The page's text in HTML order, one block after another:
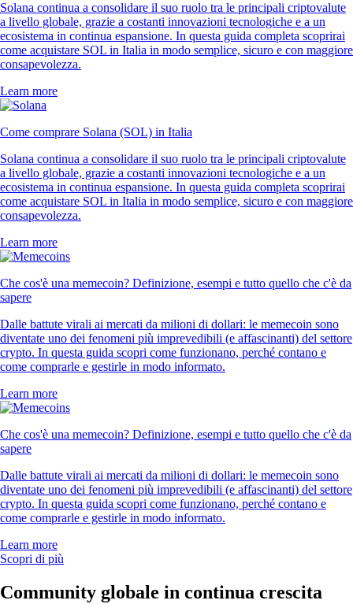
Solana continua a consolidare il suo ruolo tra le principali criptovalute
a livello globale, grazie a costanti innovazioni tecnologiche e a un
ecosistema in continua espansione. In questa guida completa scoprirai
come acquistare SOL in Italia in modo semplice, sicuro e con maggiore
consapevolezza.
Learn more
Come comprare Solana (SOL) in Italia
Solana continua a consolidare il suo ruolo tra le principali criptovalute
a livello globale, grazie a costanti innovazioni tecnologiche e a un
ecosistema in continua espansione. In questa guida completa scoprirai
come acquistare SOL in Italia in modo semplice, sicuro e con maggiore
consapevolezza.
Learn more
Che cos'è una memecoin? Definizione, esempi e tutto quello che c'è da
sapere
Dalle battute virali ai mercati da milioni di dollari: le memecoin sono
diventate uno dei fenomeni più imprevedibili (e affascinanti) del settore
crypto. In questa guida scopri come funzionano, perché contano e
come comprarle e gestirle in modo informato.
Learn more
Che cos'è una memecoin? Definizione, esempi e tutto quello che c'è da
sapere
Dalle battute virali ai mercati da milioni di dollari: le memecoin sono
diventate uno dei fenomeni più imprevedibili (e affascinanti) del settore
crypto. In questa guida scopri come funzionano, perché contano e
come comprarle e gestirle in modo informato.
Learn more
Scopri di più
Community globale in continua crescita